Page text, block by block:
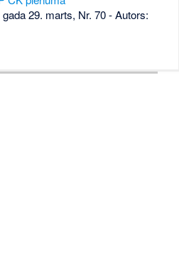
29. marts, Nr. 70- Autors: